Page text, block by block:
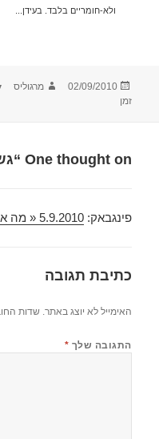
ולא-חומריים בלבד. בעידן...
פורסם
02/09/2010 מחבר
מרגוליס
זמן
One thought on “גשר קטן בזמן”
פינגבאק:5.9.2010 « מה אני קוראת
כתיבת תגובה
האימייל לא יוצג באתר. שדות
התגובה שלך *